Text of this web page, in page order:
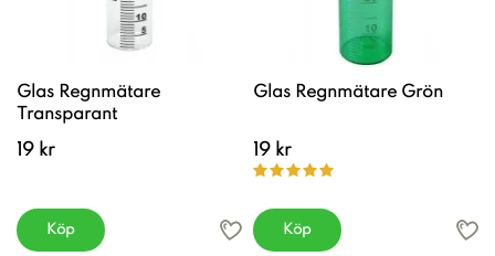
Glas Regnmätare
Transparant
19 kr
Köp
Glas Regnmätare Grön
19 kr
Köp